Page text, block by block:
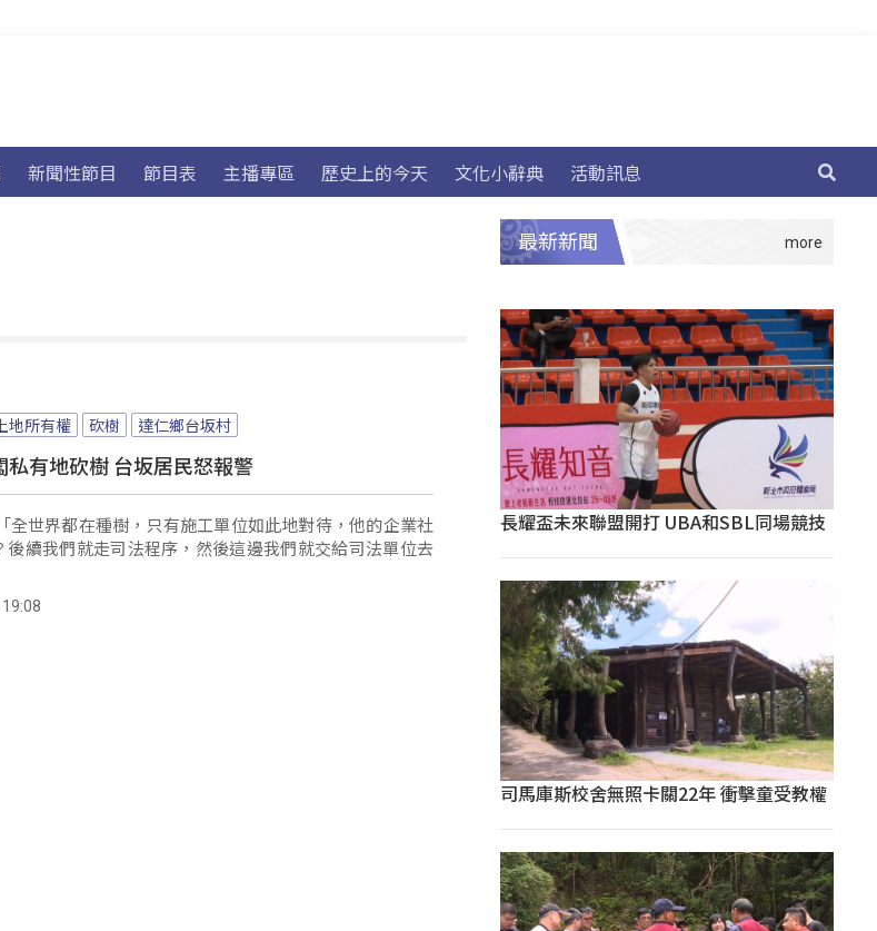
新聞性節目 節目表 主播專區 歷史上的今天 文化小辭典 活動訊息
地所有權 砍樹 達仁鄉台坂村
私有地砍樹 台坂居民怒報警
全世界都在種樹，只有施工單位如此地對待，他的企業社
後續我們就走司法程序，然後這邊我們就交給司法單位去
最新新聞
長耀盃未來聯盟開打 UBA和SBL同場競技
司馬庫斯校舍無照卡關22年 衝擊童受教權